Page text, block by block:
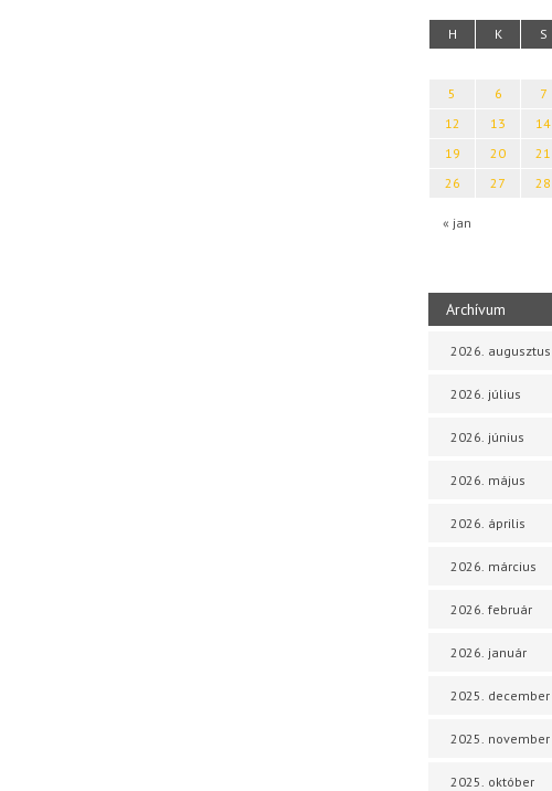
H K S
« jan
5
6 7
12
13 14
19
20 21
26
27 28
Archívum
2026. augusztus
2026. július
2026. június
2026. május
2026. április
2026. március
2026. február
2026. január
2025. december
2025. november
2025. október